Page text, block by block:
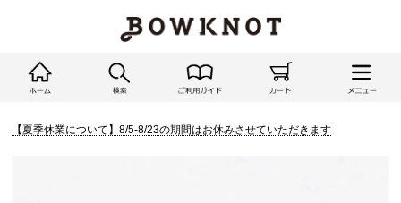
【夏季休業について】8/5-8/23の期間はお休みさせていただきます